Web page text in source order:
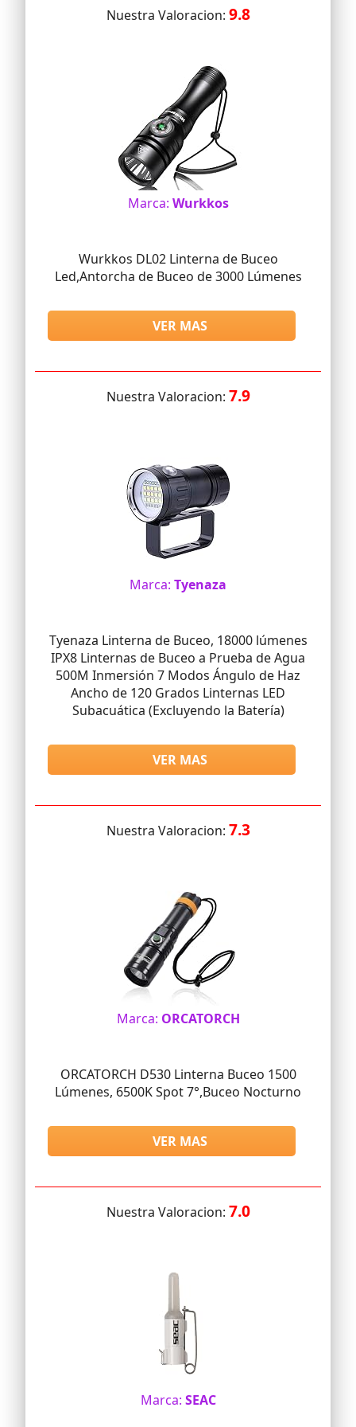
facilita su uso y transporte bajo el agua.
Nuestra Valoracion: 9.8
Marca: Wurkkos
Wurkkos DL02 Linterna de Buceo
Led,Antorcha de Buceo de 3000 Lúmenes
VER MAS
Nuestra Valoracion: 7.9
Marca: Tyenaza
Tyenaza Linterna de Buceo, 18000 lúmenes
IPX8 Linternas de Buceo a Prueba de Agua
500M Inmersión 7 Modos Ángulo de Haz
Ancho de 120 Grados Linternas LED
Subacuática (Excluyendo la Batería)
VER MAS
Nuestra Valoracion: 7.3
Marca: ORCATORCH
ORCATORCH D530 Linterna Buceo 1500
Lúmenes, 6500K Spot 7°,Buceo Nocturno
VER MAS
Nuestra Valoracion: 7.0
Marca: SEAC